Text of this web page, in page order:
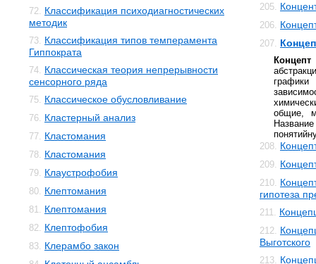
72. Классификация психодиагностических
методик
73. Классификация типов темперамента
Гиппократа
74. Классическая теория непрерывности
сенсорного ряда
75. Классическое обусловливание
76. Кластерный анализ
77. Кластомания
78. Кластомания
79. Клаустрофобия
80. Клептомания
81. Клептомания
82. Клептофобия
83. Клерамбо закон
205.
206.
207.
общие,
208.
209.
210.
гипотеза
211.
212.
Выготского
213.